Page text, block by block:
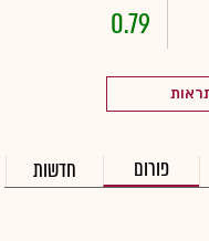
0.79
פורום חדשות